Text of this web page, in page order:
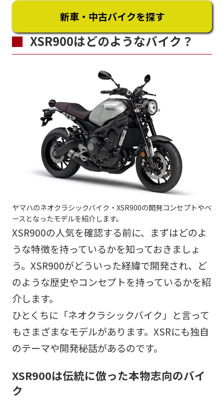
新車・中古バイクを探す
XSR900はどのようなバイク？
ヤマハのネオクラシックバイク・XSR900の開発コンセプトやベ
ースとなったモデルを紹介します。
XSR900の人気を確認する前に、まずはどのよ
うな特徴を持っているかを知っておきましょ
う。XSR900がどういった経緯で開発され、ど
のような歴史やコンセプトを持っているかを紹
介します。
ひとくちに「ネオクラシックバイク」と言って
もさまざまなモデルがあります。XSRにも独自
のテーマや開発秘話があるのです。
XSR900は伝統に倣った本物志向のバイ
ク